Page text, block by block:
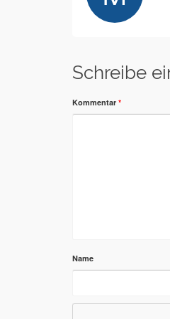
Schreibe
Kommentar *
Name